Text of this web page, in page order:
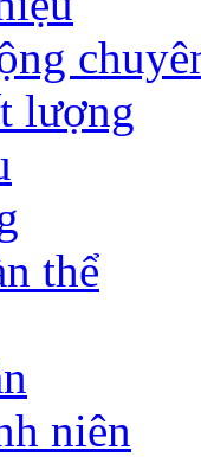
lượng
thể
niên